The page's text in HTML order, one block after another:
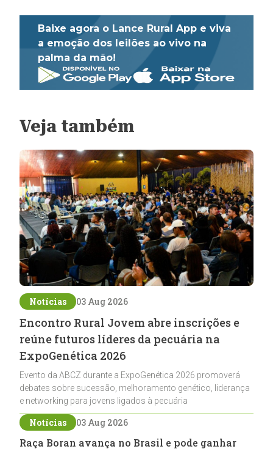
Baixe agora o Lance Rural App e viva
a emoção dos leilões ao vivo na
palma da mão!
Veja também
Notícias 03 Aug 2026
Encontro Rural Jovem abre inscrições e
reúne futuros líderes da pecuária na
ExpoGenética 2026
Evento da ABCZ durante a ExpoGenética 2026 promoverá
debates sobre sucessão, melhoramento genético, liderança
e networking para jovens ligados à pecuária
Notícias 03 Aug 2026
Raça Boran avança no Brasil e pode ganhar